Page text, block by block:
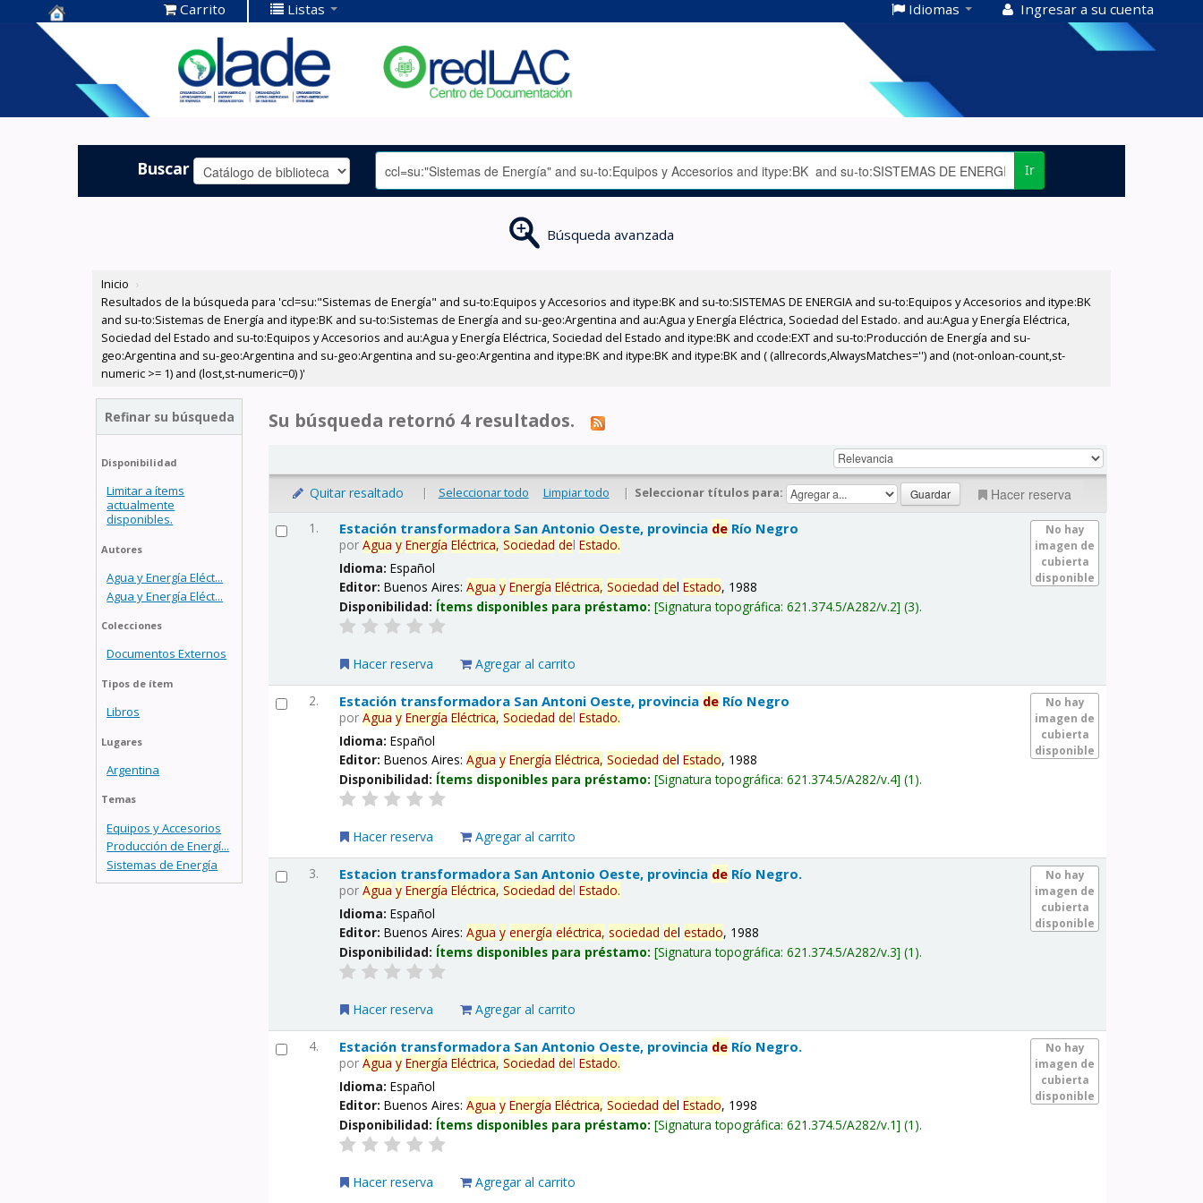
Centro de
Documentación
OLADE -
Carrito Listas Idiomas Ingresar a su cuenta
Buscar Ir
Búsqueda avanzada
Inicio ›
Resultados de la búsqueda para 'ccl=su:"Sistemas de Energía" and su-to:Equipos y Accesorios and itype:BK and su-to:SISTEMAS DE ENERGIA and su-to:Equipos y Accesorios and itype:BK
and su-to:Sistemas de Energía and itype:BK and su-to:Sistemas de Energía and su-geo:Argentina and au:Agua y Energía Eléctrica, Sociedad del Estado. and au:Agua y Energía Eléctrica,
Sociedad del Estado and su-to:Equipos y Accesorios and au:Agua y Energía Eléctrica, Sociedad del Estado and itype:BK and ccode:EXT and su-to:Producción de Energía and su-
geo:Argentina and su-geo:Argentina and su-geo:Argentina and su-geo:Argentina and itype:BK and itype:BK and itype:BK and ( (allrecords,AlwaysMatches='') and (not-onloan-count,st-
numeric >= 1) and (lost,st-numeric=0) )'
Refinar su búsqueda
Disponibilidad
Limitar a ítems
actualmente
disponibles.
Autores
Agua y Energía Eléct...
Agua y Energía Eléct...
Colecciones
Documentos Externos
Tipos de ítem
Libros
Lugares
Argentina
Temas
Equipos y Accesorios
Producción de Energí...
Sistemas de Energía
Su búsqueda retornó 4 resultados.
Quitar resaltado | Seleccionar todo Limpiar todo | Seleccionar títulos para: Hacer reserva
1.
No hay
imagen de
cubierta
disponible
Estación transformadora San Antonio Oeste, provincia de Río Negro
porAgua y Energía Eléctrica, Sociedad delEstado.
Idioma:Español
Editor:Buenos Aires:Agua y Energía Eléctrica, Sociedad delEstado, 1988
Disponibilidad: Ítems disponibles para préstamo: Signatura topográfica:621.374.5/A282/v.2 (3).
Hacer reserva Agregar al carrito
2.
No hay
imagen de
cubierta
disponible
Estación transformadora San Antoni Oeste, provincia de Río Negro
porAgua y Energía Eléctrica, Sociedad delEstado.
Idioma:Español
Editor:Buenos Aires:Agua y Energía Eléctrica, Sociedad delEstado, 1988
Disponibilidad: Ítems disponibles para préstamo: Signatura topográfica:621.374.5/A282/v.4 (1).
Hacer reserva Agregar al carrito
3.
No hay
imagen de
cubierta
disponible
Estacion transformadora San Antonio Oeste, provincia de Río Negro.
porAgua y Energía Eléctrica, Sociedad delEstado.
Idioma:Español
Editor:Buenos Aires:Agua y energía eléctrica, sociedad delestado, 1988
Disponibilidad: Ítems disponibles para préstamo: Signatura topográfica:621.374.5/A282/v.3 (1).
Hacer reserva Agregar al carrito
4.
No hay
imagen de
cubierta
disponible
Estación transformadora San Antonio Oeste, provincia de Río Negro.
porAgua y Energía Eléctrica, Sociedad delEstado.
Idioma:Español
Editor:Buenos Aires:Agua y Energía Eléctrica, Sociedad delEstado, 1998
Disponibilidad: Ítems disponibles para préstamo: Signatura topográfica:621.374.5/A282/v.1 (1).
Hacer reserva Agregar al carrito